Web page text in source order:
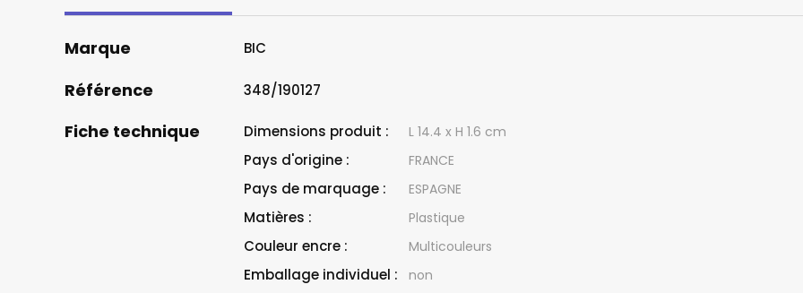
Marque BIC
Référence 348/190127
Fiche technique Dimensions produit : L 14.4 x H 1.6 cm
Pays d'origine : FRANCE
Pays de marquage : ESPAGNE
Matières : Plastique
Couleur encre : Multicouleurs
Emballage individuel : non